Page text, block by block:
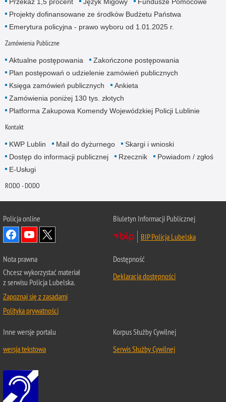
Projekty dofinansowane ze środków Budżetu Państwa
Emerytura policyjna - prawo wyboru od 1.01.2025 r.
Zamówienia Publiczne
Aktualne postępowania
Zakończone postępowania
Plan postępowań o udzielenie zamówień publicznych
Księga zamówień publicznych
Ankieta
Zamówienia poniżej 130 tys. złotych
Platforma Zakupowa Komendy Wojewódzkiej Policji Lublinie
Kontakt
KWP Lublin Mail do dyżurnego
Skargi i wnioski
Dostęp do informacji publicznej
Rzecznik
Powiadom / zgłoś
E-Usługi
RODO - DODO
Policja online
Biuletyn Informacji Publicznej
BIP Policja Lubelska
Nota prawna
Chcesz wykorzystać materiał
z serwisu Policja Lubelska.
Zapoznaj się z zasadami
Polityka prywatności
Dostępność
Deklaracja dostępności
Inne wersje portalu
wersja tekstowa
Korpus Służby Cywilnej
Serwis Służby Cywilnej